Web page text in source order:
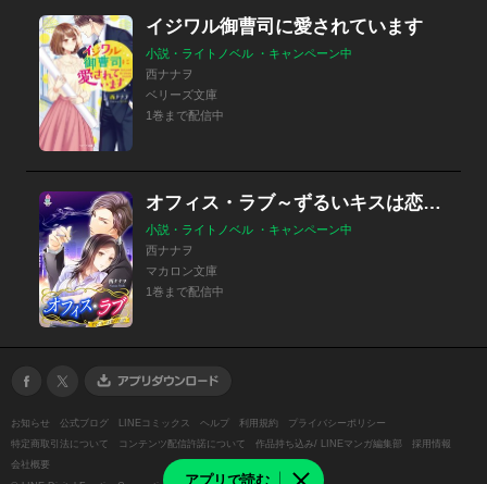
アプリで読む
イジワル御曹司に愛されています
小説・ライトノベル ・キャンペーン中
西ナナヲ
ベリーズ文庫
1巻まで配信中
オフィス・ラブ～ずるいキスは恋の始まり～
小説・ライトノベル ・キャンペーン中
西ナナヲ
マカロン文庫
1巻まで配信中
お知らせ 公式ブログ LINEコミックス ヘルプ 利用規約
プライバシーポリシー
特定商取引法について
コンテンツ配信許諾について 作品持ち込み/ LINEマンガ編集部
採用情報
会社概要